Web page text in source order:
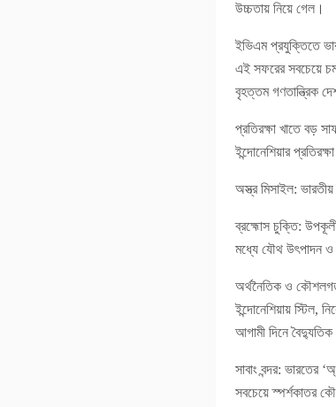
উচ্চতায় নিয়ে গেল।
ইভিএম প্রযুক্তিতে
এই সফরের সবচেয়ে
বৃহত্তম গণতান্ত্রিক
প্রতিরক্ষা খাতে বড়
ইন্দোনেশিয়ার
অস্ত্র মিসাইল:
ব্রহ্মোস চুক্তি:
মধ্যে যৌথ উৎপাদন
অর্থনৈতিক ও
ইন্দোনেশিয়ায় স্টিল,
আগামী দিনে
সাবাং বন্দর: ভারতের
সবচেয়ে স্পর্শকাতর